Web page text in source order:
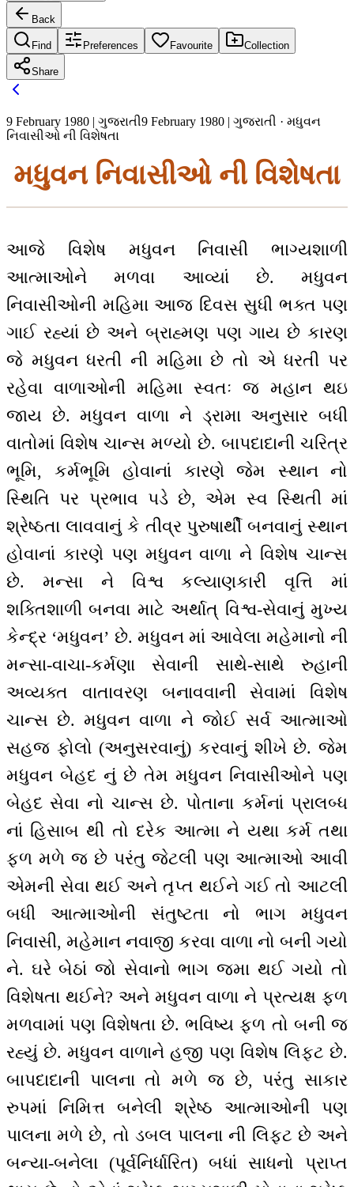
Back
Find Preferences Favourite Collection
Share
9 February 1980 | ગુજરાતી9 February 1980 | ગુજરાતી · મધુવન
નિવાસીઓ ની વિશેષતા
મધુવન નિવાસીઓ ની વિશેષતા
આજે વિશેષ મધુવન નિવાસી ભાગ્યશાળી
આત્માઓને મળવા આવ્યાં છે. મધુવન
નિવાસીઓની મહિમા આજ દિવસ સુધી ભક્ત પણ
ગાઈ રહ્યાં છે અને બ્રાહ્મણ પણ ગાય છે કારણ
જે મધુવન ધરતી ની મહિમા છે તો એ ધરતી પર
રહેવા વાળાઓની મહિમા સ્વતઃ જ મહાન થઇ
જાય છે. મધુવન વાળા ને ડ્રામા અનુસાર બધી
વાતોમાં વિશેષ ચાન્સ મળ્યો છે. બાપદાદાની ચરિત્ર
ભૂમિ, કર્મભૂમિ હોવાનાં કારણે જેમ સ્થાન નો
સ્થિતિ પર પ્રભાવ પડે છે, એમ સ્વ સ્થિતી માં
શ્રેષ્ઠતા લાવવાનું કે તીવ્ર પુરુષાર્થી બનવાનું સ્થાન
હોવાનાં કારણે પણ મધુવન વાળા ને વિશેષ ચાન્સ
છે. મન્સા ને વિશ્વ કલ્યાણકારી વૃત્તિ માં
શક્તિશાળી બનવા માટે અર્થાત્ વિશ્વ-સેવાનું મુખ્ય
કેન્દ્ર ‘મધુવન’ છે. મધુવન માં આવેલા મહેમાનો ની
મન્સા-વાચા-કર્મણા સેવાની સાથે-સાથે રુહાની
અવ્યક્ત વાતાવરણ બનાવવાની સેવામાં વિશેષ
ચાન્સ છે. મધુવન વાળા ને જોઈ સર્વ આત્માઓ
સહજ ફોલો (અનુસરવાનું) કરવાનું શીખે છે. જેમ
મધુવન બેહદ નું છે તેમ મધુવન નિવાસીઓને પણ
બેહદ સેવા નો ચાન્સ છે. પોતાના કર્મનાં પ્રાલબ્ધ
નાં હિસાબ થી તો દરેક આત્મા ને યથા કર્મ તથા
ફળ મળે જ છે પરંતુ જેટલી પણ આત્માઓ આવી
એમની સેવા થઈ અને તૃપ્ત થઈને ગઈ તો આટલી
બધી આત્માઓની સંતુષ્ટતા નો ભાગ મધુવન
નિવાસી, મહેમાન નવાજી કરવા વાળા નો બની ગયો
ને. ઘરે બેઠાં જો સેવાનો ભાગ જમા થઈ ગયો તો
વિશેષતા થઈને? અને મધુવન વાળા ને પ્રત્યક્ષ ફળ
મળવામાં પણ વિશેષતા છે. ભવિષ્ય ફળ તો બની જ
રહ્યું છે. મધુવન વાળાને હજી પણ વિશેષ લિફ્ટ છે.
બાપદાદાની પાલના તો મળે જ છે, પરંતુ સાકાર
રુપમાં નિમિત્ત બનેલી શ્રેષ્ઠ આત્માઓની પણ
પાલના મળે છે, તો ડબલ પાલના ની લિફ્ટ છે અને
બન્યા-બનેલા (પૂર્વનિર્ધારિત) બધાં સાધનો પ્રાપ્ત